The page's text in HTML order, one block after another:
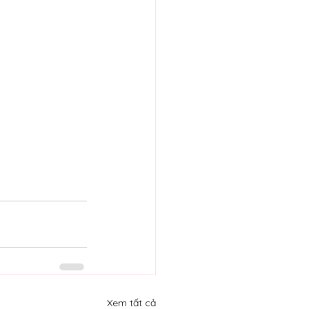
Xem tất cả